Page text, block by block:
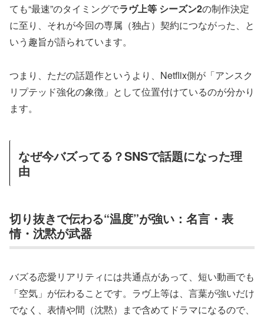
ても“最速”のタイミングでラヴ上等 シーズン2の制作決定
に至り、それが今回の専属（独占）契約につながった、と
いう趣旨が語られています。
つまり、ただの話題作というより、Netflix側が「アンスク
リプテッド強化の象徴」として位置付けているのが分かり
ます。
なぜ今バズってる？SNSで話題になった理
由
切り抜きで伝わる“温度”が強い：名言・表
情・沈黙が武器
バズる恋愛リアリティには共通点があって、短い動画でも
「空気」が伝わることです。ラヴ上等は、言葉が強いだけ
でなく、表情や間（沈黙）まで含めてドラマになるので、